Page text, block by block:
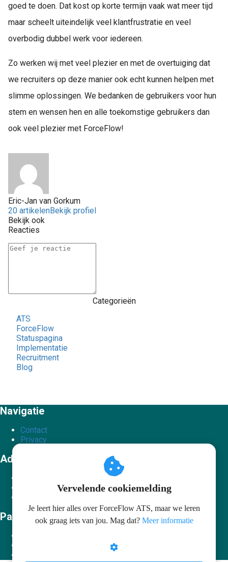
goed te doen. Dat kost op korte termijn vaak wat meer tijd
maar scheelt uiteindelijk veel klantfrustratie en veel
overbodig dubbel werk voor iedereen.
Zo werken wij met veel plezier en met de overtuiging dat
we recruiters op deze manier ook echt kunnen helpen met
slimme oplossingen. We bedanken de gebruikers voor hun
stem en wensen hen en alle toekomstige gebruikers dan
ook veel plezier met ForceFlow!
Eric-Jan van Gorkum
20 artikelenBekijk profiel
Bekijk ook
Reacties
Categorieën
ATS
ForceFlow
Statuspagina
Implementatie
Recruitment
Blog
Navigatie
Contact
Privacy
Adres
Fitt recruitmentsoftware
info@fitt.nu
Partners
KWAN Informatiemanagement
Vervelende cookiemelding
Je leert hier alles over ForceFlow ATS, maar we leren
ook graag iets van jou. Mag dat? Meer informatie